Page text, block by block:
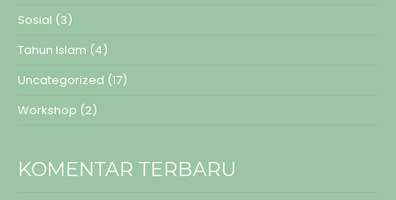
Sosial (3)
Tahun Islam (4)
Uncategorized (17)
Workshop (2)
KOMENTAR TERBARU